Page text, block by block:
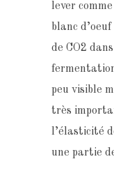
lever
blanc
de CO2
peu visible
très
l’élasticité
une partie